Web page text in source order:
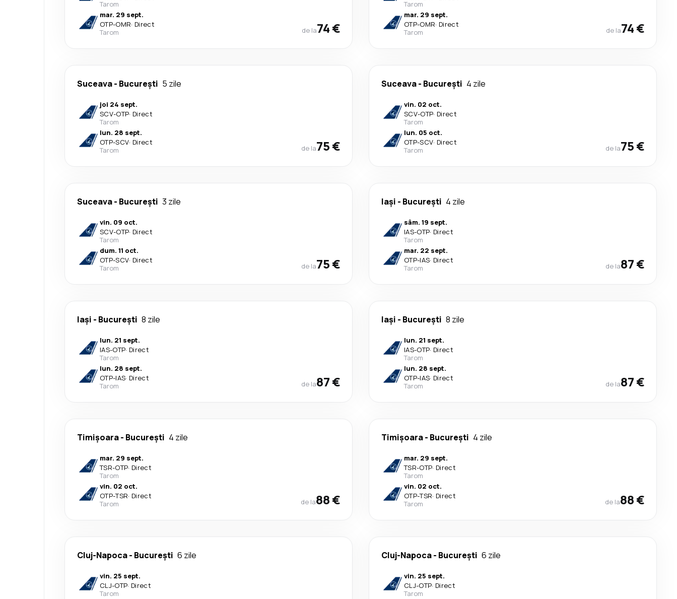
Tarom
mar. 29 sept.
OTP-OMR· Direct
Tarom
de la74 €
Tarom
mar. 29 sept.
OTP-OMR· Direct
Tarom
de la74 €
Suceava- București 5 zile
joi 24 sept.
SCV-OTP· Direct
Tarom
lun. 28 sept.
OTP-SCV· Direct
Tarom
de la75 €
Suceava- București 4 zile
vin. 02 oct.
SCV-OTP· Direct
Tarom
lun. 05 oct.
OTP-SCV· Direct
Tarom
de la75 €
Suceava- București 3 zile
vin. 09 oct.
SCV-OTP· Direct
Tarom
dum. 11 oct.
OTP-SCV· Direct
Tarom
de la75 €
Iași - București 4 zile
sâm. 19 sept.
IAS-OTP· Direct
Tarom
mar. 22 sept.
OTP-IAS· Direct
Tarom
de la87 €
Iași - București 8 zile
lun. 21 sept.
IAS-OTP· Direct
Tarom
lun. 28 sept.
OTP-IAS· Direct
Tarom
de la87 €
Iași - București 8 zile
lun. 21 sept.
IAS-OTP· Direct
Tarom
lun. 28 sept.
OTP-IAS· Direct
Tarom
de la87 €
Timișoara- București 4 zile
mar. 29 sept.
TSR-OTP· Direct
Tarom
vin. 02 oct.
OTP-TSR· Direct
Tarom
de la88 €
Timișoara- București 4 zile
mar. 29 sept.
TSR-OTP· Direct
Tarom
vin. 02 oct.
OTP-TSR· Direct
Tarom
de la88 €
Cluj-Napoca- București 6 zile
vin. 25 sept.
CLJ-OTP· Direct
Tarom
Cluj-Napoca- București 6 zile
vin. 25 sept.
CLJ-OTP· Direct
Tarom